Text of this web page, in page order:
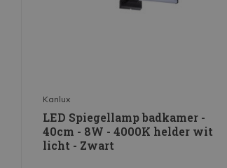
Kanlux
LED Spiegellamp badkamer -
40cm - 8W - 4000K helder wit
licht - Zwart